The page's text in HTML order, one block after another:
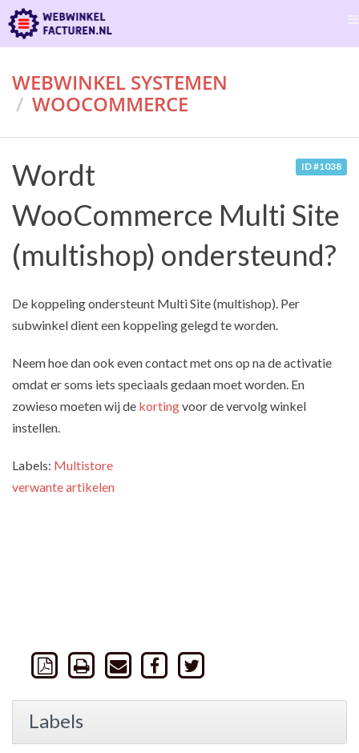
WEBWINKEL SYSTEMEN
WOOCOMMERCE
ID #1038
Wordt
WooCommerce Multi Site
(multishop) ondersteund?
De koppeling ondersteunt Multi Site (multishop). Per
subwinkel dient een koppeling gelegd te worden.
Neem hoe dan ook even contact met ons op na de activatie
omdat er soms iets speciaals gedaan moet worden. En
zowieso moeten wij de kortingvoor de vervolg winkel
instellen.
Labels: Multistore
verwante artikelen
Labels